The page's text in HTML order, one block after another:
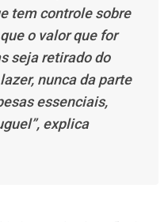
tem controle sobre
o valor que for
seja retirado do
nunca da parte
essenciais,
explica